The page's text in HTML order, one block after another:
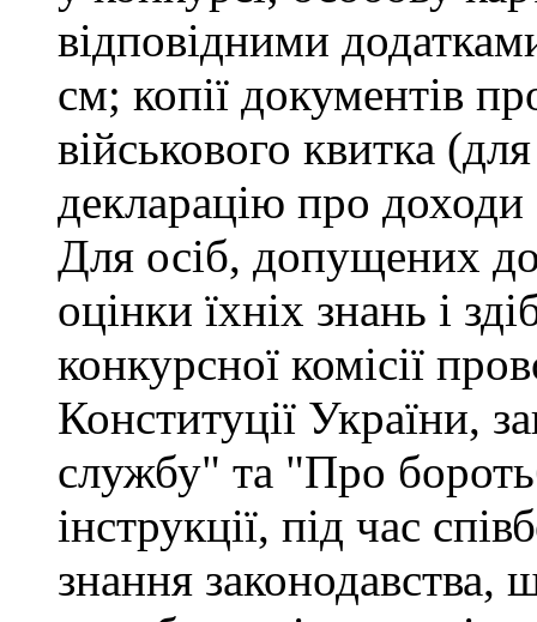
відповідними
см; копії документів
військового квитка
декларацію про доходи
Для осіб, допущених
оцінки їхніх знань і
конкурсної комісії
Конституції України,
службу" та "Про
інструкції, під час
знання законодавства,